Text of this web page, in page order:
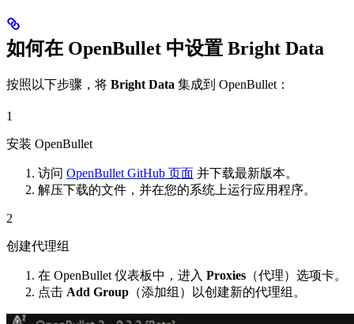
如何在 OpenBullet 中设置 Bright Data
按照以下步骤，将 Bright Data 集成到 OpenBullet：
1
安装 OpenBullet
访问 OpenBullet GitHub 页面 并下载最新版本。
解压下载的文件，并在您的系统上运行应用程序。
2
创建代理组
在 OpenBullet 仪表板中，进入 Proxies （代理）选项卡。
点击 Add Group （添加组）以创建新的代理组。